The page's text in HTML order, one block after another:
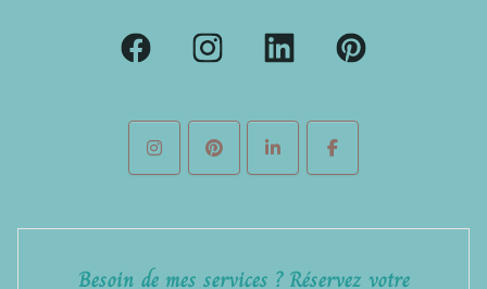
Besoin de mes services ? Réservez votre